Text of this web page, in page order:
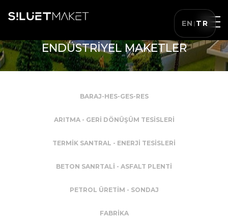
EN | TR
ENDÜSTRİYEL MAKETLER
BARAJ-HES-GES-RES
ARITMA - GERİ DÖNÜŞÜM TESİSLERİ
TERMİK SANTRAL - ENERJİ TESİSLERİ
BETON SANRTALİ - ASFALT PLENTİ
PETROL ÜRETİM - SONDAJ
FABRİKA